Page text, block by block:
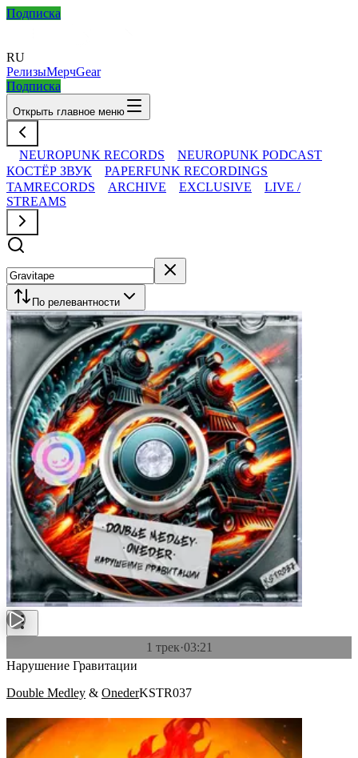
Подписка
RU
РелизыМерчGear
Подписка
Открыть главное меню
NEUROPUNK RECORDS
NEUROPUNK PODCAST
КОСТЁР ЗВУК
PAPERFUNK RECORDINGS
TAMRECORDS
ARCHIVE EXCLUSIVE
LIVE /
STREAMS
По релевантности
1 трек·03:21
Нарушение Гравитации
Double Medley & OnederKSTR037